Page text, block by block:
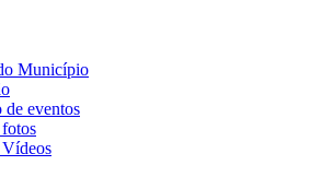
Município
de eventos